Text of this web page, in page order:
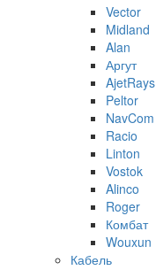
Vector
Midland
Alan
Аргут
AjetRays
Peltor
NavCom
Racio
Linton
Vostok
Alinco
Roger
Комбат
Wouxun
Кабель